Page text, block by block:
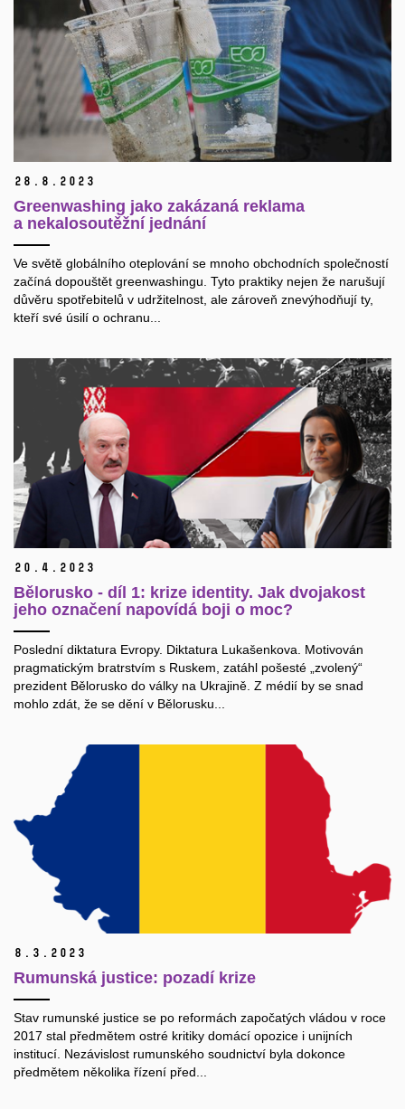
28. 8. 2023
Greenwashing jako zakázaná reklama
a nekalosoutěžní jednání
Ve světě globálního oteplování se mnoho obchodních společností
začíná dopouštět greenwashingu. Tyto praktiky nejen že narušují
důvěru spotřebitelů v udržitelnost, ale zároveň znevýhodňují ty,
kteří své úsilí o ochranu...
20. 4. 2023
Bělorusko - díl 1: krize identity. Jak dvojakost
jeho označení napovídá boji o moc?
Poslední diktatura Evropy. Diktatura Lukašenkova. Motivován
pragmatickým bratrstvím s Ruskem, zatáhl pošesté „zvolený“
prezident Bělorusko do války na Ukrajině. Z médií by se snad
mohlo zdát, že se dění v Bělorusku...
8. 3. 2023
Rumunská justice: pozadí krize
Stav rumunské justice se po reformách započatých vládou v roce
2017 stal předmětem ostré kritiky domácí opozice i unijních
institucí. Nezávislost rumunského soudnictví byla dokonce
předmětem několika řízení před...